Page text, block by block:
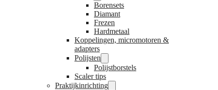
Borensets
Diamant
Frezen
Hardmetaal
Koppelingen, micromotoren &
adapters
Polijsten
Polijstborstels
Scaler tips
Praktijkinrichting